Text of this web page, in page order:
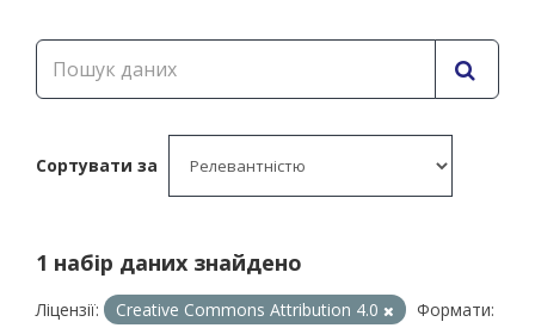
Сортувати за
1 набір даних знайдено
Ліцензії: Creative Commons Attribution 4.0
Формати: